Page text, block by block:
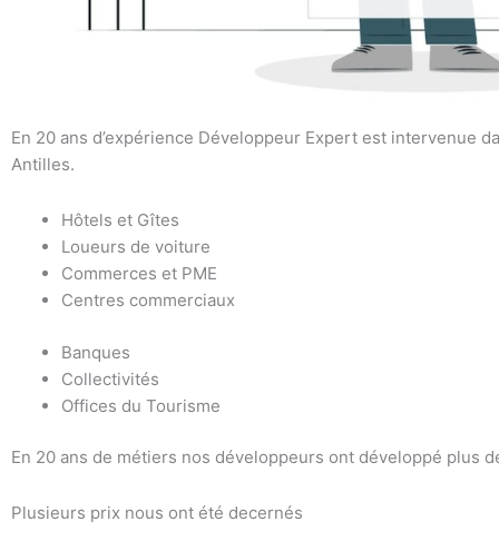
En 20 ans d’expérience Développeur Expert est intervenue
Antilles.
Hôtels et Gîtes
Loueurs de voiture
Commerces et PME
Centres commerciaux
Banques
Collectivités
Offices du Tourisme
En 20 ans de métiers nos développeurs ont développé plus
Plusieurs prix nous ont été decernés